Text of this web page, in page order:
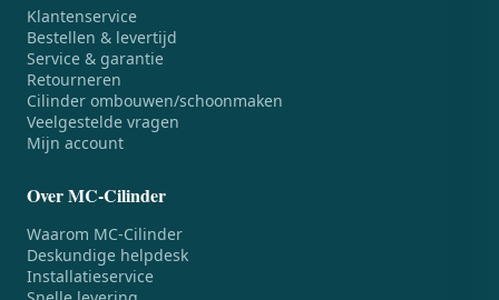
Klantenservice
Bestellen & levertijd
Service & garantie
Retourneren
Cilinder ombouwen/schoonmaken
Veelgestelde vragen
Mijn account
Over MC-Cilinder
Waarom MC-Cilinder
Deskundige helpdesk
Installatieservice